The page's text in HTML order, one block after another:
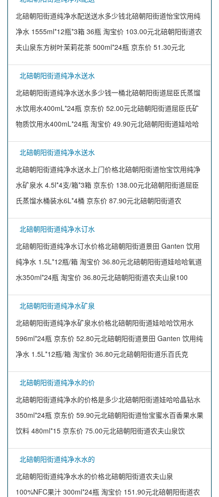
北碚朝阳街道纯净水配送送水多少钱北碚朝阳街道怡宝饮用纯
净水 1555ml*12瓶*3箱 36瓶 淘宝价 103.00元北碚朝阳街道农
夫山泉东方树叶茉莉花茶 500ml*24瓶 京东价 51.30元北
北碚朝阳街道纯净水送水
北碚朝阳街道纯净水送水多少钱一桶北碚朝阳街道屈臣氏蒸馏
水饮用水400mL*24瓶 京东价 52.00元北碚朝阳街道屈臣氏矿
物质饮用水400mL*24瓶 淘宝价 49.90元北碚朝阳街道娃哈哈
北碚朝阳街道纯净水送水
北碚朝阳街道纯净水送水上门价格北碚朝阳街道怡宝饮用纯净
水矿泉水 4.5l*4支/箱*3箱 京东价 138.00元北碚朝阳街道屈臣
氏蒸馏水桶装水6L*4桶 京东价 87.90元北碚朝阳街道农
北碚朝阳街道纯净水订水
北碚朝阳街道纯净水订水价格北碚朝阳街道景田 Ganten 饮用
纯净水 1.5L*12瓶/箱 淘宝价 36.80元北碚朝阳街道娃哈哈氧道
水350ml*24瓶 淘宝价 36.80元北碚朝阳街道农夫山泉100
北碚朝阳街道纯净水矿泉
北碚朝阳街道纯净水矿泉水价格北碚朝阳街道娃哈哈饮用水
596ml*24瓶 京东价 52.80元北碚朝阳街道景田 Ganten 饮用纯
净水 1.5L*12瓶/箱 淘宝价 36.80元北碚朝阳街道乐百氏克
北碚朝阳街道纯净水的价
北碚朝阳街道纯净水的价格是多少北碚朝阳街道娃哈哈晶钻水
350ml*24瓶 京东价 59.90元北碚朝阳街道怡宝蜜水百香果水果
饮料 480ml*15 京东价 75.00元北碚朝阳街道农夫山泉饮
北碚朝阳街道纯净水水的
北碚朝阳街道纯净水水的价格北碚朝阳街道农夫山泉
100%NFC果汁 300ml*24瓶 淘宝价 151.90元北碚朝阳街道农